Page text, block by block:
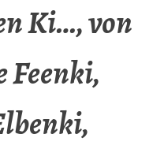
Ki…, von
Feenki,